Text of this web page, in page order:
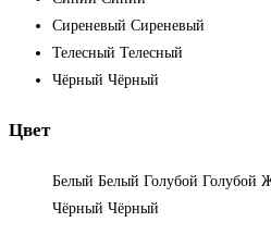
Сиреневый Сиреневый
Телесный Телесный
Чёрный Чёрный
Цвет
Белый Белый Голубой Голубой
Чёрный Чёрный